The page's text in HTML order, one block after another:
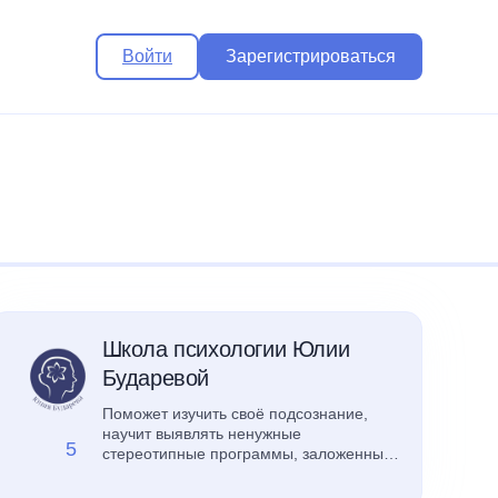
Войти Зарегистрироваться
5
Школа психологии Юлии
Бударевой
Поможет изучить своё подсознание,
научит выявлять ненужные
стереотипные программы, заложенные